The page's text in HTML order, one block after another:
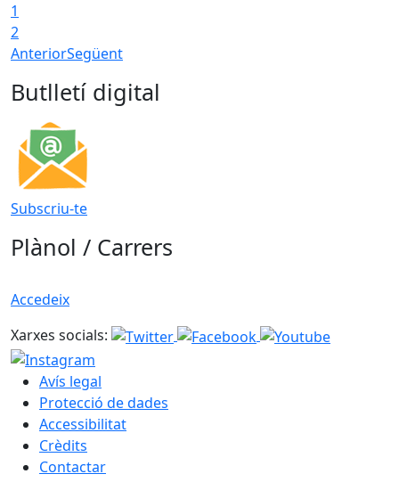
1
2
AnteriorSegüent
Butlletí digital
Subscriu-te
Plànol / Carrers
Accedeix
Xarxes socials:
Avís legal
Protecció de dades
Accessibilitat
Crèdits
Contactar